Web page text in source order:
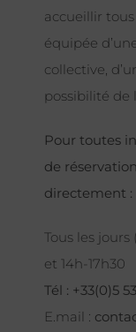
accueillir
équipée
collective,
possibilité de
Pour toutes
de
directement :
Tous les
et 14h-17h30
Tél : +33(0)5
E.mail :